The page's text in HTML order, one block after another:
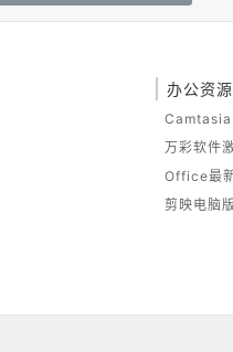
办公资源
万彩软件
Office最
剪映电脑版